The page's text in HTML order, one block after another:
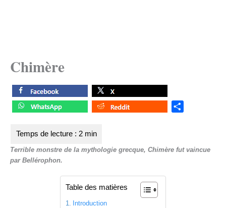
Chimère
e
Terrible monstre de la mythologie grecque, Chimère fut vaincue
par Bellérophon.
Table des matières
Introduction